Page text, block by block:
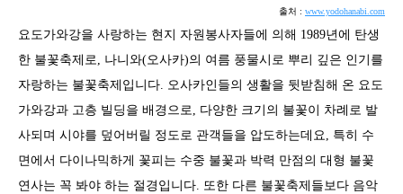
출처 : www.yodohanabi.com
요도가와강을 사랑하는 현지 자원봉사자들에 의해 1989년에 탄생
한 불꽃축제로, 나니와(오사카)의 여름 풍물시로 뿌리 깊은 인기를
자랑하는 불꽃축제입니다. 오사카인들의 생활을 뒷받침해 온 요도
가와강과 고층 빌딩을 배경으로, 다양한 크기의 불꽃이 차례로 발
사되며 시야를 덮어버릴 정도로 관객들을 압도하는데요, 특히 수
면에서 다이나믹하게 꽃피는 수중 불꽃과 박력 만점의 대형 불꽃
연사는 꼭 봐야 하는 절경입니다. 또한 다른 불꽃축제들보다 음악